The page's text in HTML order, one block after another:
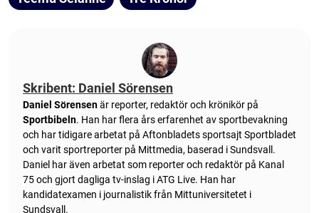
Skribent: Daniel Sörensen
Daniel Sörensenär reporter, redaktör och krönikör på
Sportbibeln. Han har flera års erfarenhet av sportbevakning
och har tidigare arbetat på Aftonbladets sportsajt Sportbladet
och varit sportreporter på Mittmedia, baserad i Sundsvall.
Daniel har även arbetat som reporter och redaktör på Kanal
75 och gjort dagliga tv-inslag i ATG Live. Han har
kandidatexamen i journalistik från Mittuniversitetet i
Sundsvall.